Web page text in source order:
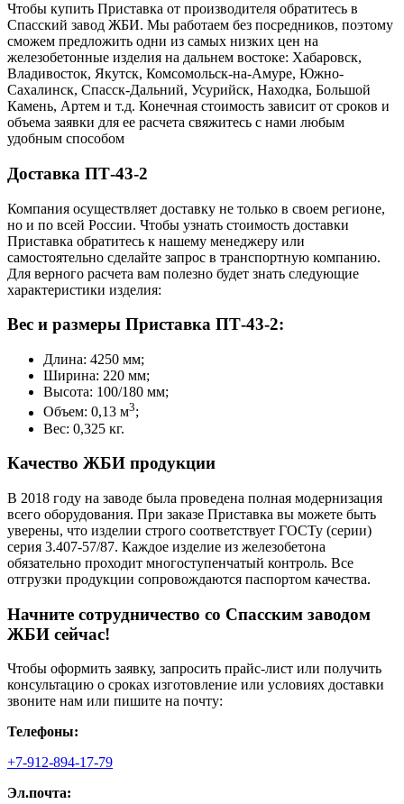
Чтобы купить Приставка от производителя обратитесь в
Cпасский завод ЖБИ. Мы работаем без посредников, поэтому
сможем предложить одни из самых низких цен на
железобетонные изделия на дальнем востоке: Хабаровск,
Владивосток, Якутск, Комсомольск-на-Амуре, Южно-
Сахалинск, Спасск-Дальний, Усурийск, Находка, Большой
Камень, Артем и т.д. Конечная стоимость зависит от сроков и
объема заявки для ее расчета свяжитесь с нами любым
удобным способом
Доставка ПТ-43-2
Компания осуществляет доставку не только в своем регионе,
но и по всей России. Чтобы узнать стоимость доставки
Приставка обратитесь к нашему менеджеру или
самостоятельно сделайте запрос в транспортную компанию.
Для верного расчета вам полезно будет знать следующие
характеристики изделия:
Вес и размеры Приставка ПТ-43-2:
Длина: 4250 мм;
Ширина: 220 мм;
Высота: 100/180 мм;
Объем: 0,13 м3;
Вес: 0,325 кг.
Качество ЖБИ продукции
В 2018 году на заводе была проведена полная модернизация
всего оборудования. При заказе Приставка вы можете быть
уверены, что изделии строго соответствует ГОСТу (серии)
серия 3.407-57/87. Каждое изделие из железобетона
обязательно проходит многоступенчатый контроль. Все
отгрузки продукции сопровождаются паспортом качества.
Начните сотрудничество со Cпасским заводом
ЖБИ сейчас!
Чтобы оформить заявку, запросить прайс-лист или получить
консультацию о сроках изготовление или условиях доставки
звоните нам или пишите на почту:
Телефоны:
+7-912-894-17-79
Эл.почта: